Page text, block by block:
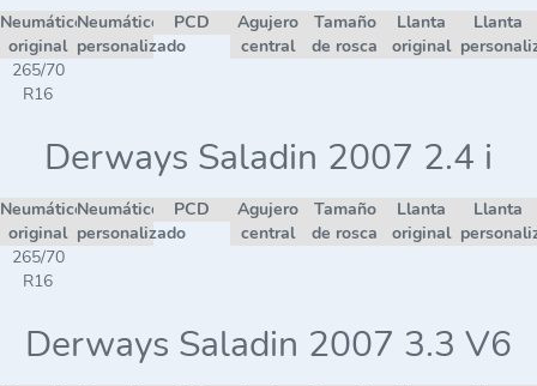
Neumático
original
Neumático
personalizado
PCD
Agujero
central
Tamaño
de rosca
Llanta
original
Llanta
265/70
R16
Derways Saladin 2007 2.4 i
Neumático
original
Neumático
personalizado
PCD
Agujero
central
Tamaño
de rosca
Llanta
original
Llanta
265/70
R16
Derways Saladin 2007 3.3 V6